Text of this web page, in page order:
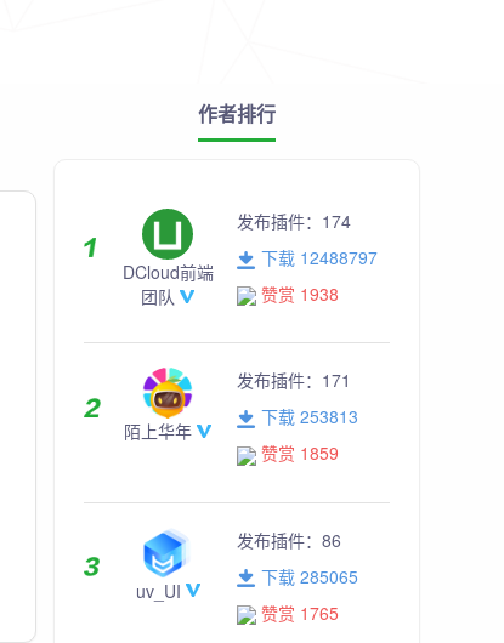
作者排行
DCloud前端
团队
发布插件： 174
下载 12488797
赞赏 1938
陌上华年
发布插件： 171
下载 253813
赞赏 1859
uv_UI
发布插件： 86
下载 285065
赞赏 1765